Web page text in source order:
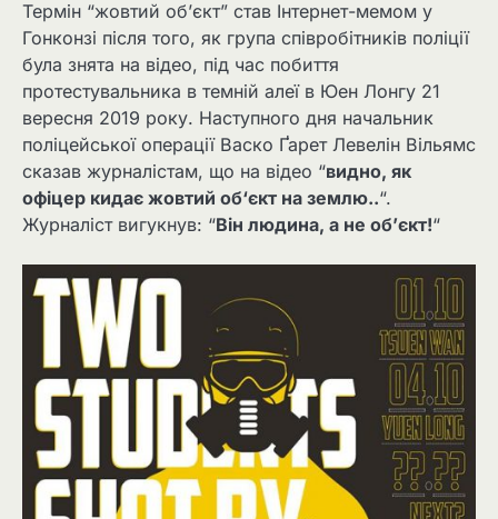
Термін “жовтий об’єкт” став Інтернет-мемом у
Гонконзі після того, як група співробітників поліції
була знята на відео, під час побиття
протестувальника в темній алеї в Юен Лонгу 21
вересня 2019 року. Наступного дня начальник
поліцейської операції Васко Ґарет Левелін Вільямс
сказав журналістам, що на відео “видно, як
офіцер кидає жовтий об‘єкт на землю..“.
Журналіст вигукнув: “Він людина, а не об’єкт!“